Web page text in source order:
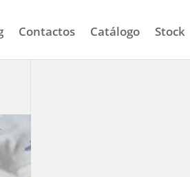
Contactos Catálogo Stock